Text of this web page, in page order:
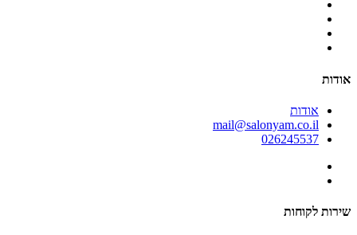
אודות
אודות
mail@salonyam.co.il
026245537
שירות לקוחות